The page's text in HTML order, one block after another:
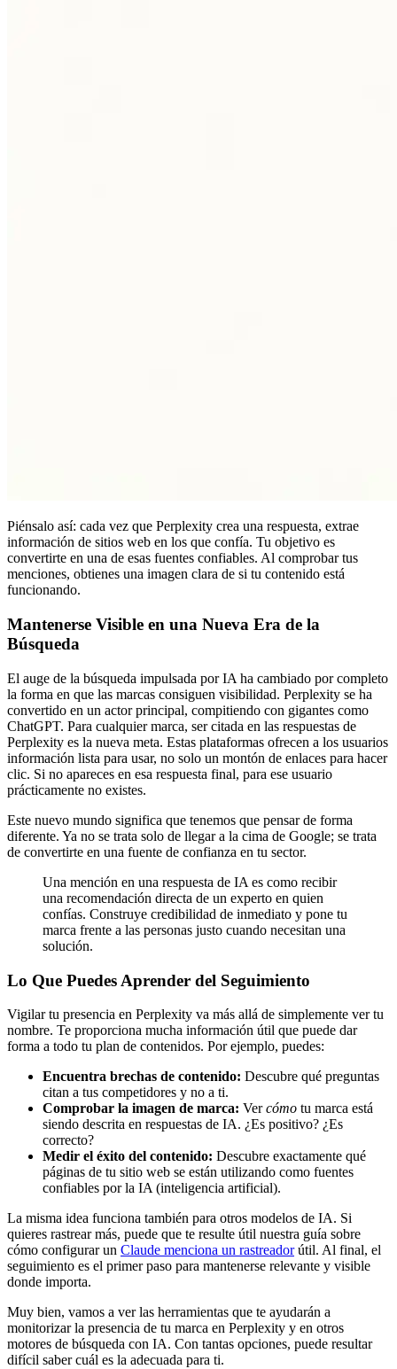
Piénsalo así: cada vez que Perplexity crea una respuesta, extrae
información de sitios web en los que confía. Tu objetivo es
convertirte en una de esas fuentes confiables. Al comprobar tus
menciones, obtienes una imagen clara de si tu contenido está
funcionando.
Mantenerse Visible en una Nueva Era de la
Búsqueda
El auge de la búsqueda impulsada por IA ha cambiado por completo
la forma en que las marcas consiguen visibilidad. Perplexity se ha
convertido en un actor principal, compitiendo con gigantes como
ChatGPT. Para cualquier marca, ser citada en las respuestas de
Perplexity es la nueva meta. Estas plataformas ofrecen a los usuarios
información lista para usar, no solo un montón de enlaces para hacer
clic. Si no apareces en esa respuesta final, para ese usuario
prácticamente no existes.
Este nuevo mundo significa que tenemos que pensar de forma
diferente. Ya no se trata solo de llegar a la cima de Google; se trata
de convertirte en una fuente de confianza en tu sector.
Una mención en una respuesta de IA es como recibir
una recomendación directa de un experto en quien
confías. Construye credibilidad de inmediato y pone tu
marca frente a las personas justo cuando necesitan una
solución.
Lo Que Puedes Aprender del Seguimiento
Vigilar tu presencia en Perplexity va más allá de simplemente ver tu
nombre. Te proporciona mucha información útil que puede dar
forma a todo tu plan de contenidos. Por ejemplo, puedes:
Encuentra brechas de contenido: Descubre qué preguntas
citan a tus competidores y no a ti.
Comprobar la imagen de marca: Vercómo tu marca está
siendo descrita en respuestas de IA. ¿Es positivo? ¿Es
correcto?
Medir el éxito del contenido: Descubre exactamente qué
páginas de tu sitio web se están utilizando como fuentes
confiables por la IA (inteligencia artificial).
La misma idea funciona también para otros modelos de IA. Si
quieres rastrear más, puede que te resulte útil nuestra guía sobre
cómo configurar un Claude menciona un rastreadorútil. Al final, el
seguimiento es el primer paso para mantenerse relevante y visible
donde importa.
Muy bien, vamos a ver las herramientas que te ayudarán a
monitorizar la presencia de tu marca en Perplexity y en otros
motores de búsqueda con IA. Con tantas opciones, puede resultar
difícil saber cuál es la adecuada para ti.